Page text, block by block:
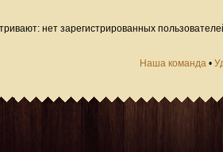
нет зарегистрированных
Наша команда •